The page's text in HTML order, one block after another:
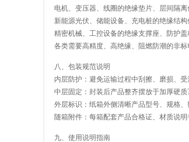
电机、变压器、线圈的绝缘垫片、层间隔离
新能源光伏、储能设备、充电桩的绝缘结构
精密机械、工控设备的绝缘支撑座、防护盖
各类需要高精度、高绝缘、阻燃防潮的非标
八、包装规范说明
内层防护：避免运输过程中刮擦、磨损、
中层固定：封装后产品整齐摆放于加厚硬
外层标识：纸箱外侧清晰产品型号、规格
随箱附件：每箱配套产品合格证、材质说
九、使用说明指南